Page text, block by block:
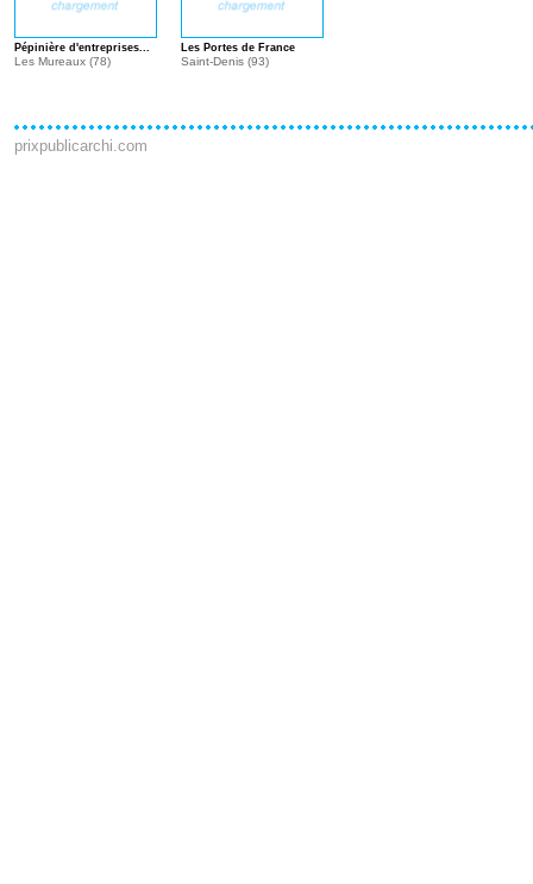
Pépinière d'entreprises...
Les Mureaux (78)
Les Portes de France
Saint-Denis (93)
prixpublicarchi.com